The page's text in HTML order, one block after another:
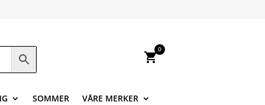
shopping_cart
0
SOMMER VÅRE MERKER